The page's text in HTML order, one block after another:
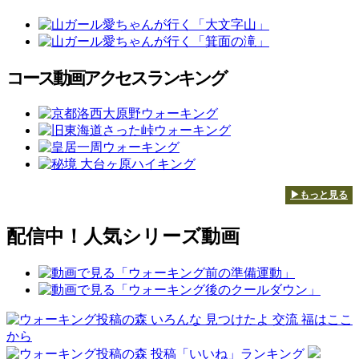
コース動画アクセスランキング
▶もっと見る
配信中！人気シリーズ動画